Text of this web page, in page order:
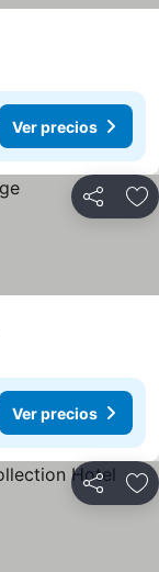
Ver precios
Compartir
Ver precios
Compartir